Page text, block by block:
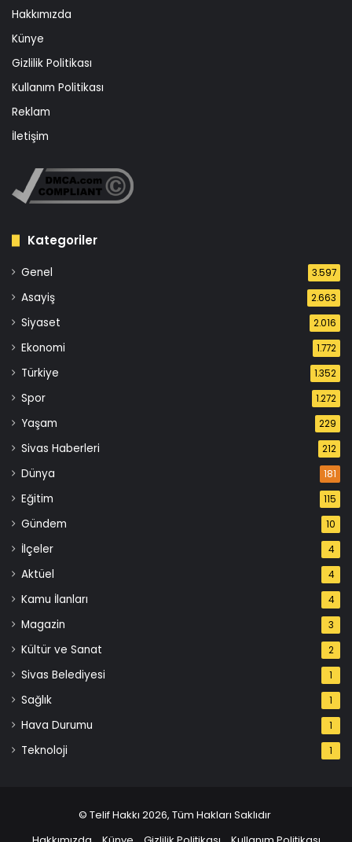
Hakkımızda
Künye
Gizlilik Politikası
Kullanım Politikası
Reklam
İletişim
Kategoriler
Genel 3.597
Asayiş 2.663
Siyaset 2.016
Ekonomi 1.772
Türkiye 1.352
Spor 1.272
Yaşam 229
Sivas Haberleri 212
Dünya 181
Eğitim 115
Gündem 10
İlçeler 4
Aktüel 4
Kamu İlanları 4
Magazin 3
Kültür ve Sanat 2
Sivas Belediyesi 1
Sağlık 1
Hava Durumu 1
Teknoloji 1
© Telif Hakkı 2026, Tüm Hakları Saklıdır